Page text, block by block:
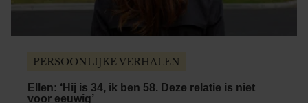
PERSOONLIJKE VERHALEN
Ellen: ‘Hij is 34, ik ben 58. Deze relatie is niet
voor eeuwig’